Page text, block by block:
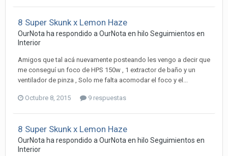
8 Super Skunk x Lemon Haze
OurNota ha respondido a OurNota en hilo Seguimientos en
Interior
Amigos que tal acá nuevamente posteando les vengo a decir que
me conseguí un foco de HPS 150w , 1 extractor de baño y un
ventilador de pinza , Solo me falta acomodar el foco y el...
Octubre 8, 2015 9 respuestas
8 Super Skunk x Lemon Haze
OurNota ha respondido a OurNota en hilo Seguimientos en
Interior